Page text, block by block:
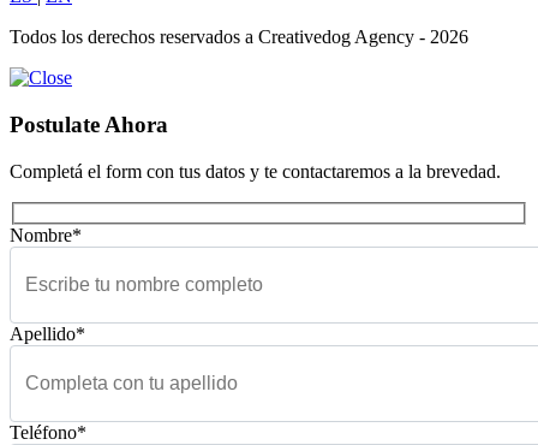
Todos los derechos reservados a Creativedog Agency - 2026
Postulate Ahora
Completá el form con tus datos y te contactaremos a la brevedad.
Nombre*
Apellido*
Teléfono*